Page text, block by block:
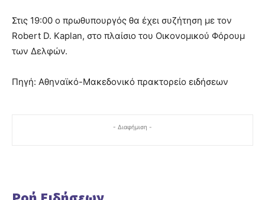
Στις 19:00 ο πρωθυπουργός θα έχει συζήτηση με τον
Robert D. Kaplan, στο πλαίσιο του Οικονομικού Φόρουμ
των Δελφών.
Πηγή: Αθηναϊκό-Μακεδονικό πρακτορείο ειδήσεων
- Διαφήμιση -